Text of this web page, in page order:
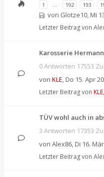
1 … 192 193
von Glotze10, Mi
Letzter Beitrag von
Karosserie
0 Antworten 17553
von KLE, Do 15. Apr
Letzter Beitrag von KLE,
TÜV wohl auch in
3 Antworten 17353
von Alex86, Di 16.
Letzter Beitrag von